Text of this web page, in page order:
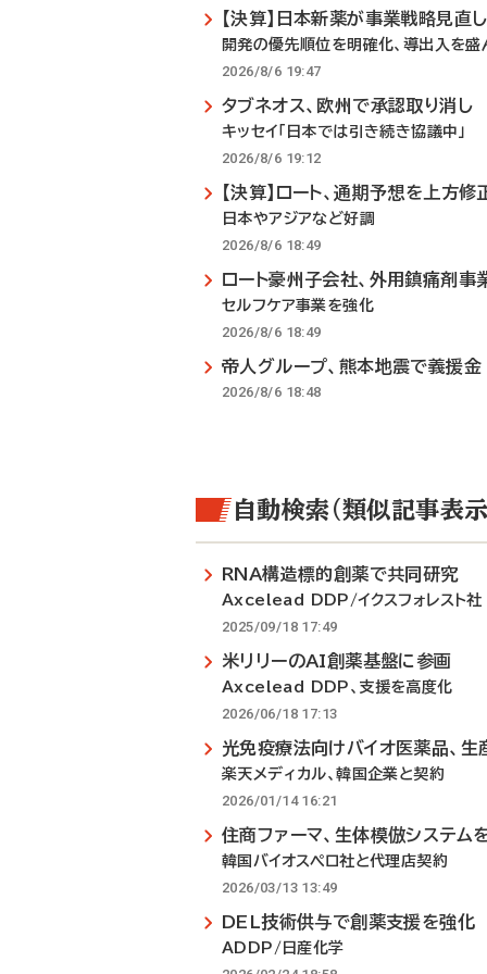
【決算】日本新薬が事業戦略見直し
開発の優先順位を明確化、導出入を盛
2026/8/6 19:47
タブネオス、欧州で承認取り消し
キッセイ「日本では引き続き協議中」
2026/8/6 19:12
【決算】ロート、通期予想を上方修
日本やアジアなど好調
2026/8/6 18:49
ロート豪州子会社、外用鎮痛剤事
セルフケア事業を強化
2026/8/6 18:49
帝人グループ、熊本地震で義援金
2026/8/6 18:48
自動検索（類似記事表示
RNA構造標的創薬で共同研究
Axcelead DDP/イクスフォレスト社
2025/09/18 17:49
米リリーのAI創薬基盤に参画
Axcelead DDP、支援を高度化
2026/06/18 17:13
光免疫療法向けバイオ医薬品、生
楽天メディカル、韓国企業と契約
2026/01/14 16:21
住商ファーマ、生体模倣システム
韓国バイオスペロ社と代理店契約
2026/03/13 13:49
DEL技術供与で創薬支援を強化
ADDP/日産化学